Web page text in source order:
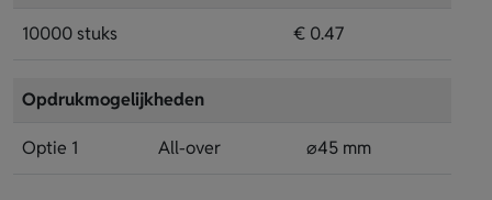
10000 stuks € 0.47
Opdrukmogelijkheden
Optie 1 All-over ⌀45 mm